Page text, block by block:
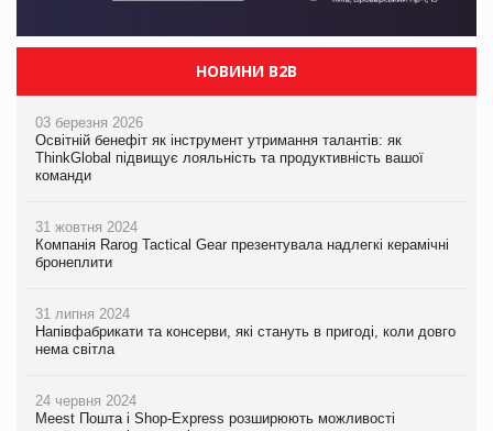
НОВИНИ B2B
03 березня 2026
Освітній бенефіт як інструмент утримання талантів: як
ThinkGlobal підвищує лояльність та продуктивність вашої
команди
31 жовтня 2024
Компанія Rarog Tactical Gear презентувала надлегкі керамічні
бронеплити
31 липня 2024
Напівфабрикати та консерви, які стануть в пригоді, коли довго
нема світла
24 червня 2024
Meest Пошта і Shop-Express розширюють можливості